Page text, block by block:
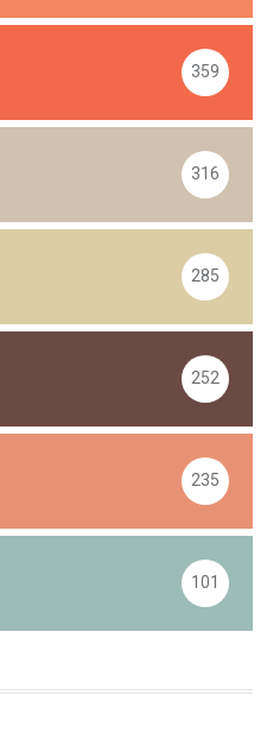
359
316
285
252
235
101